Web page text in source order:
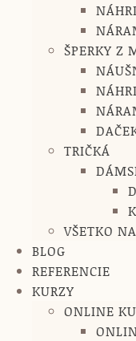
ŠPERKY Z
TRIČKÁ
VŠETKO
BLOG
REFERENCIE
KURZY
ONLINE